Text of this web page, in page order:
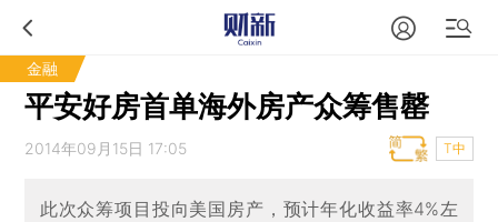
金融
平安好房首单海外房产众筹售罄
2014年09月15日 17:05 T中
此次众筹项目投向美国房产，预计年化收益率4%左